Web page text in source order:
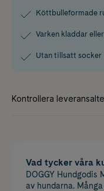
Köttbulleformade
Varken kladdar
Utan tillsatt socker
Vad tycker våra
DOGGY
av hundarna.